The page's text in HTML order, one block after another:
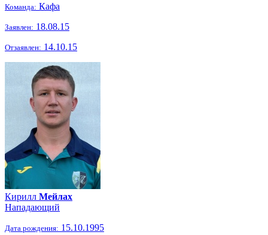
Команда: Кафа
Заявлен: 18.08.15
Отзаявлен: 14.10.15
Кирилл Мейлах
Нападающий
Дата рождения: 15.10.1995